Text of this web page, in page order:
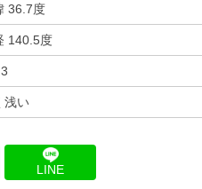
36.7度
140.5度
浅い
LINE